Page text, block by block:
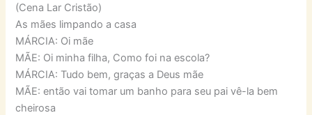
(Cena Lar Cristão)
As mães limpando a casa
MÁRCIA: Oi mãe
MÃE: Oi minha filha, Como foi na escola?
MÁRCIA: Tudo bem, graças a Deus mãe
MÃE: então vai tomar um banho para seu pai vê-la bem
cheirosa